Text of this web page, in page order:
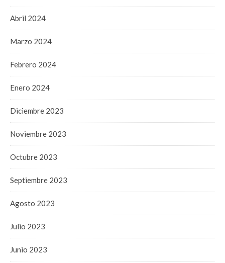
Abril 2024
Marzo 2024
Febrero 2024
Enero 2024
Diciembre 2023
Noviembre 2023
Octubre 2023
Septiembre 2023
Agosto 2023
Julio 2023
Junio 2023